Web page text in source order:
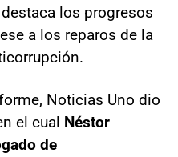
los progresos
a los reparos de la
Noticias Uno dio
el cual Néstor
de